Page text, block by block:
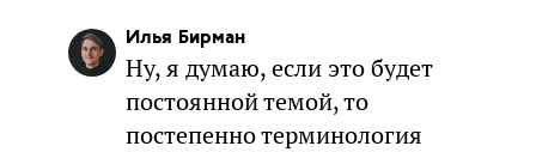
Илья Бирман
Ну, я думаю, если это будет
постоянной темой, то
постепенно терминология